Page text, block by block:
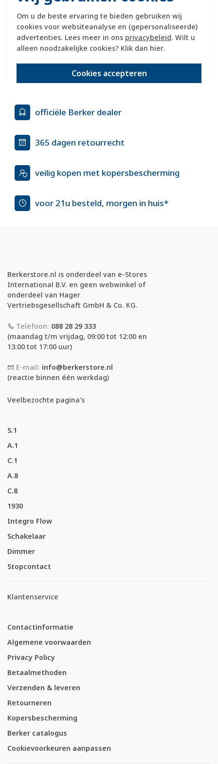
Om u de beste ervaring te bieden gebruiken wij
cookies voor websiteanalyse en (gepersonaliseerde)
advertenties. Lees meer in ons privacybeleid. Wilt u
alleen noodzakelijke cookies? Klik dan hier.
Cookies accepteren
voor 21u besteld, morgen in huis*
Huidige voorraad:
1 stuk(s)
93,95
officiële Berker dealer
365 dagen retourrecht
veilig kopen met kopersbescherming
voor 21u besteld, morgen in huis*
Berkerstore.nl is onderdeel van e-Stores
International B.V. en geen webwinkel of
onderdeel van Hager
Vertriebsgesellschaft GmbH & Co. KG.
Telefoon: 088 28 29 333
(maandag t/m vrijdag, 09:00 tot 12:00 en
13:00 tot 17:00 uur)
E-mail: info@berkerstore.nl
(reactie binnen één werkdag)
Veelbezochte pagina's
S.1
A.1
C.1
A.8
C.8
1930
Integro Flow
Schakelaar
Dimmer
Stopcontact
Klantenservice
Contactinformatie
Algemene voorwaarden
Privacy Policy
Betaalmethoden
Verzenden & leveren
Retourneren
Kopersbescherming
Berker catalogus
Cookievoorkeuren aanpassen